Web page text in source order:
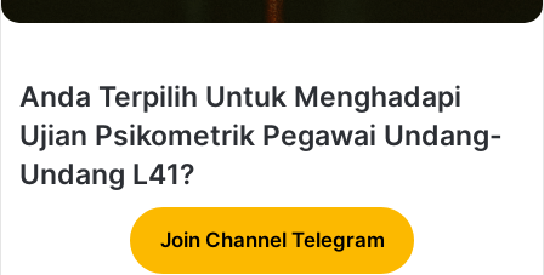
Anda Terpilih Untuk Menghadapi
Ujian Psikometrik Pegawai Undang-
Undang L41?
Join Channel Telegram